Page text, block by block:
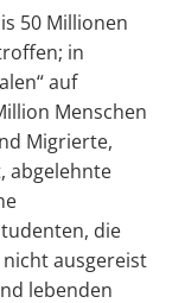
50 Millionen
in
auf
Menschen
Migrierte,
abgelehnte
die
ausgereist
lebenden